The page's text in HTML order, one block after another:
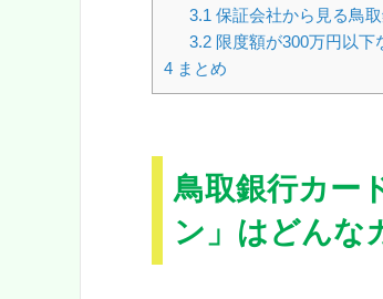
3.1 保証会社から見る鳥
3.2限度額が300万円以下
4 まとめ
鳥取銀行カー
ン」はどんな